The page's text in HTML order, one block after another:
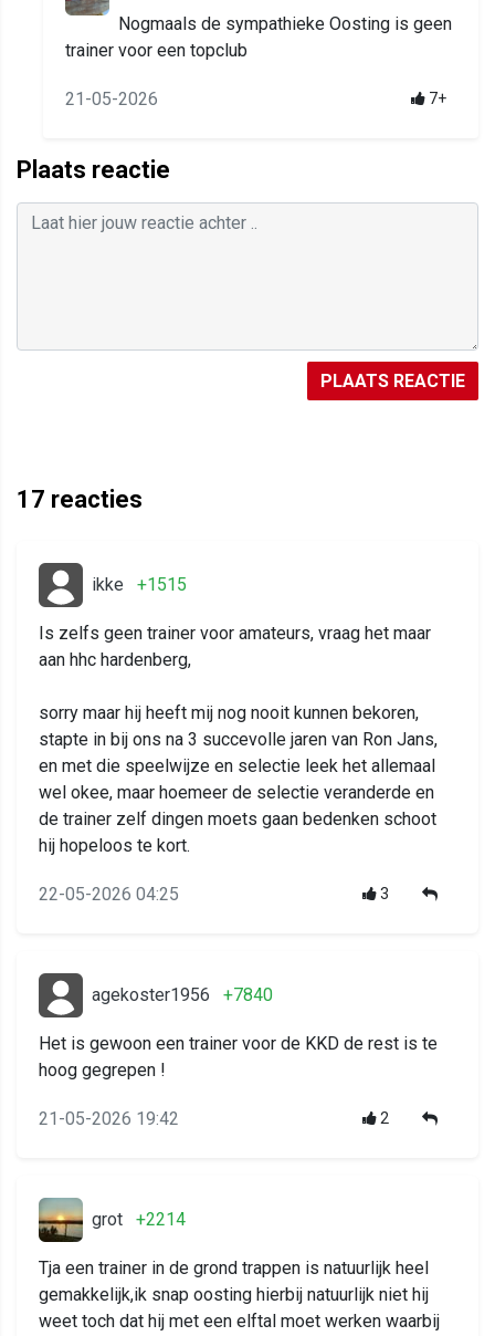
Nogmaals de sympathieke Oosting is geen
trainer voor een topclub
21-05-2026 7+
Plaats reactie
PLAATS REACTIE
17 reacties
ikke +1515
Is zelfs geen trainer voor amateurs, vraag het maar
aan hhc hardenberg,
sorry maar hij heeft mij nog nooit kunnen bekoren,
stapte in bij ons na 3 succevolle jaren van Ron Jans,
en met die speelwijze en selectie leek het allemaal
wel okee, maar hoemeer de selectie veranderde en
de trainer zelf dingen moets gaan bedenken schoot
hij hopeloos te kort.
22-05-2026 04:25 3
agekoster1956 +7840
Het is gewoon een trainer voor de KKD de rest is te
hoog gegrepen !
21-05-2026 19:42 2
grot +2214
Tja een trainer in de grond trappen is natuurlijk heel
gemakkelijk,ik snap oosting hierbij natuurlijk niet hij
weet toch dat hij met een elftal moet werken waarbij